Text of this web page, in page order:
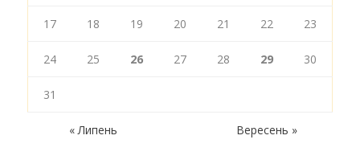
17 18 19 20 21 22 23
24 25 26 27 28 29 30
31
« Липень Вересень »